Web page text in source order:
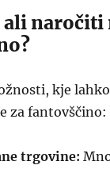
naročiti
kje
za fantovščino:
trgovine: